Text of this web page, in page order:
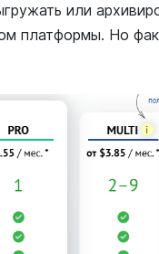
или
платформы. Но